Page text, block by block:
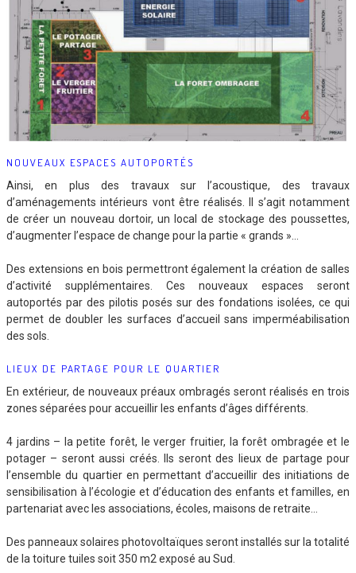
NOUVEAUX ESPACES AUTOPORTÉS
Ainsi, en plus des travaux sur l’acoustique, des travaux
d’aménagements intérieurs vont être réalisés. Il s’agit notamment
de créer un nouveau dortoir, un local de stockage des poussettes,
d’augmenter l’espace de change pour la partie « grands »…
Des extensions en bois permettront également la création de salles
d’activité supplémentaires. Ces nouveaux espaces seront
autoportés par des pilotis posés sur des fondations isolées, ce qui
permet de doubler les surfaces d’accueil sans imperméabilisation
des sols.
LIEUX DE PARTAGE POUR LE QUARTIER
En extérieur, de nouveaux préaux ombragés seront réalisés en trois
zones séparées pour accueillir les enfants d’âges différents.
4 jardins – la petite forêt, le verger fruitier, la forêt ombragée et le
potager – seront aussi créés. Ils seront des lieux de partage pour
l’ensemble du quartier en permettant d’accueillir des initiations de
sensibilisation à l’écologie et d’éducation des enfants et familles, en
partenariat avec les associations, écoles, maisons de retraite…
Des panneaux solaires photovoltaïques seront installés sur la totalité
de la toiture tuiles soit 350 m2 exposé au Sud.